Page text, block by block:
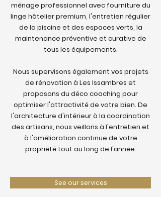
ménage professionnel avec fourniture du
linge hôtelier premium, l'entretien régulier
de la piscine et des espaces verts, la
maintenance préventive et curative de
tous les équipements.
Nous supervisons également vos projets
de rénovation à Les Issambres et
proposons du déco coaching pour
optimiser l'attractivité de votre bien. De
l'architecture d'intérieur à la coordination
des artisans, nous veillons à l'entretien et
à l'amélioration continue de votre
propriété tout au long de l'année.
See our services